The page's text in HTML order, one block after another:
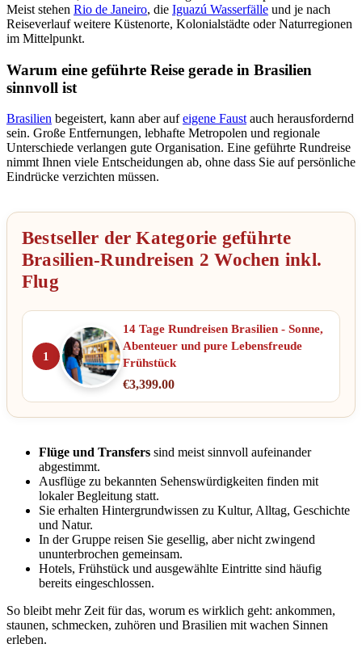
Meist stehen Rio de Janeiro, die Iguazú Wasserfälle und je nach
Reiseverlauf weitere Küstenorte, Kolonialstädte oder Naturregionen
im Mittelpunkt.
Warum eine geführte Reise gerade in Brasilien
sinnvoll ist
Brasilien begeistert, kann aber aufeigene Faust auch herausfordernd
sein. Große Entfernungen, lebhafte Metropolen und regionale
Unterschiede verlangen gute Organisation. Eine geführte Rundreise
nimmt Ihnen viele Entscheidungen ab, ohne dass Sie auf persönliche
Eindrücke verzichten müssen.
Bestseller der Kategorie geführte
Brasilien-Rundreisen 2 Wochen inkl.
Flug
1
14 Tage Rundreisen Brasilien - Sonne,
Abenteuer und pure Lebensfreude
Frühstück
€3,399.00
Flüge und Transfers sind meist sinnvoll aufeinander
abgestimmt.
Ausflüge zu bekannten Sehenswürdigkeiten finden mit
lokaler Begleitung statt.
Sie erhalten Hintergrundwissen zu Kultur, Alltag, Geschichte
und Natur.
In der Gruppe reisen Sie gesellig, aber nicht zwingend
ununterbrochen gemeinsam.
Hotels, Frühstück und ausgewählte Eintritte sind häufig
bereits eingeschlossen.
So bleibt mehr Zeit für das, worum es wirklich geht: ankommen,
staunen, schmecken, zuhören und Brasilien mit wachen Sinnen
erleben.